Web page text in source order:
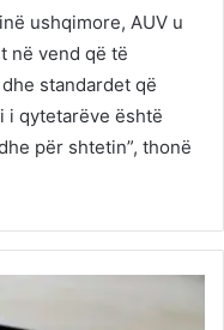
ushqimore, AUV u
në vend që të
standardet që
i qytetarëve është
për shtetin”, thonë